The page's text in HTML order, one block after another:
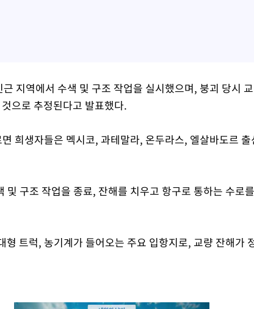
지역에서 수색 및 구조 작업을 실시했으며, 붕괴 당시
으로 추정된다고 발표했다.
희생자들은 멕시코, 과테말라, 온두라스, 엘살바도르
및 구조 작업을 종료, 잔해를 치우고 항구로 통하는 수로
형 트럭, 농기계가 들어오는 주요 입항지로, 교량 잔해가